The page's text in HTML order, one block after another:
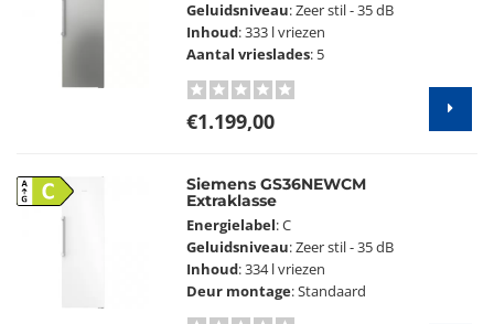
Geluidsniveau: Zeer stil - 35 dB
Inhoud: 333 l vriezen
Aantal vrieslades: 5
€1.199,00
Siemens GS36NEWCM
Extraklasse
Energielabel: C
Geluidsniveau: Zeer stil - 35 dB
Inhoud: 334 l vriezen
Deur montage: Standaard